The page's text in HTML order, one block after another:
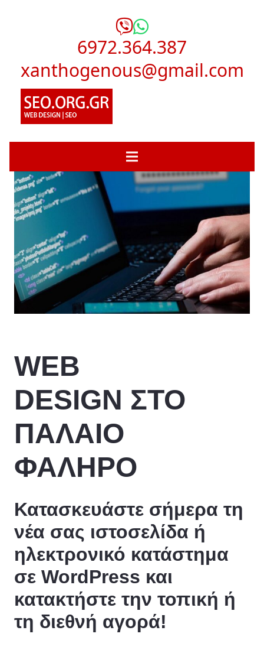
6972.364.387
xanthogenous@gmail.com
WEB
DESIGN ΣΤΟ
ΠΑΛΑΙΟ
ΦΑΛΗΡΟ
Κατασκευάστε σήμερα τη
νέα σας ιστοσελίδα ή
ηλεκτρονικό κατάστημα
σε WordPress και
κατακτήστε την τοπική ή
τη διεθνή αγορά!